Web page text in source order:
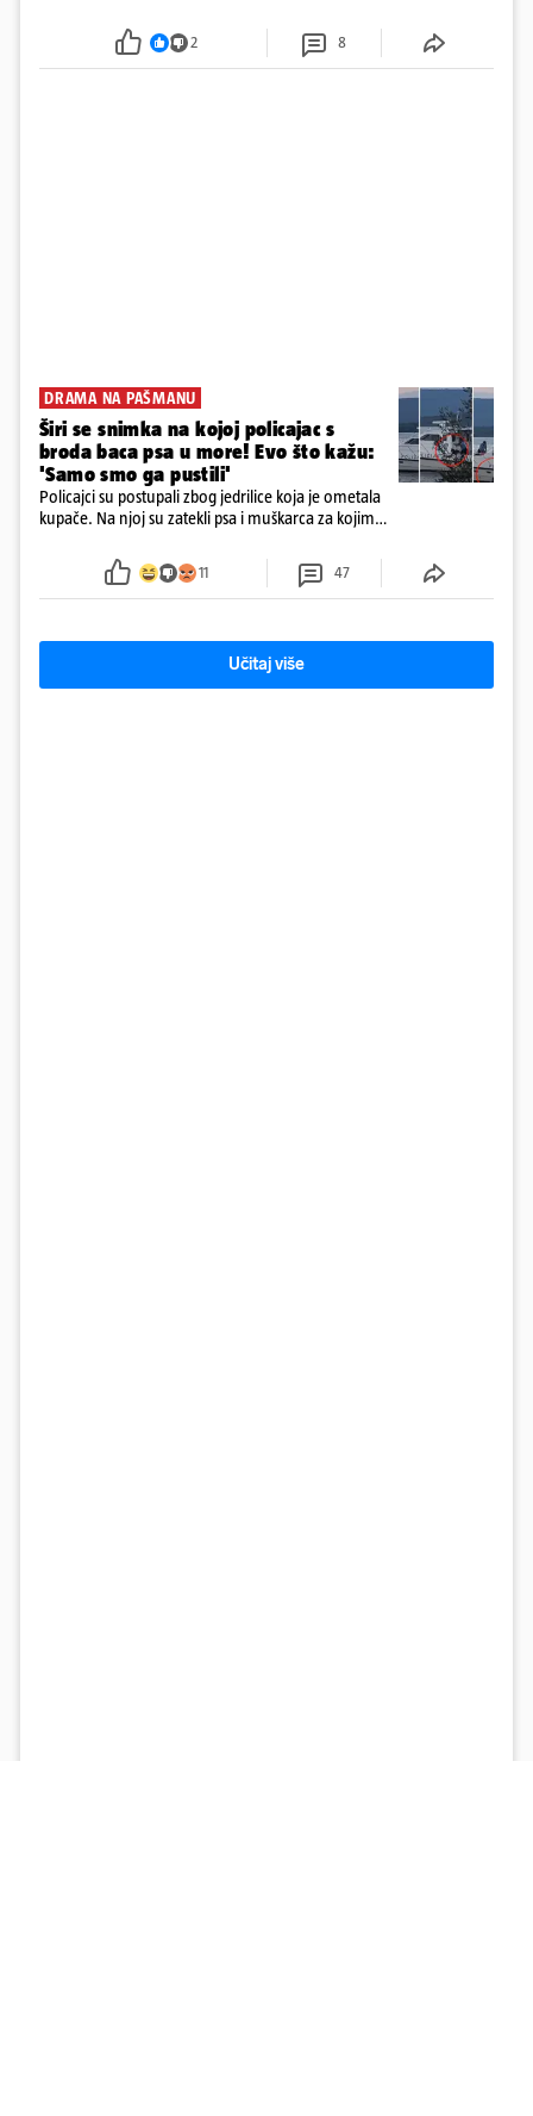
poslovanje nekretninama, a od osnutka nema
2 8
DRAMA NA PAŠMANU
Širi se snimka na kojoj policajac s
broda baca psa u more! Evo što kažu:
'Samo smo ga pustili'
Policajci su postupali zbog jedrilice koja je ometala
kupače. Na njoj su zatekli psa i muškarca za kojim
ga uhitili, a psa je preuzeo komunalni redar
11 47
Učitaj više